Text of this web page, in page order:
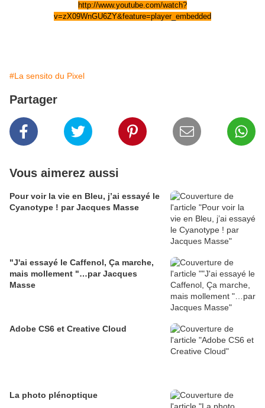
http://www.youtube.com/watch?
v=zX09WnGU6ZY&feature=player_embedded
#La sensito du Pixel
Partager
Vous aimerez aussi
Pour voir la vie en Bleu, j’ai essayé le
Cyanotype ! par Jacques Masse
"J'ai essayé le Caffenol, Ça marche,
mais mollement "…par Jacques
Masse
Adobe CS6 et Creative Cloud
La photo plénoptique